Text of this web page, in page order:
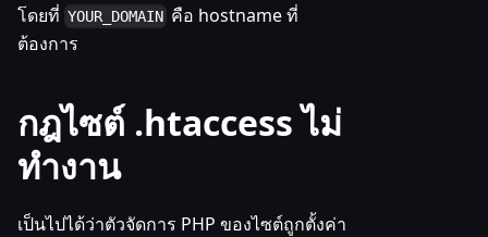
โดยที่ YOUR_DOMAIN คือ hostname ที่
ต้องการ
กฎไซต์ .htaccess ไม่
ทำงาน
เป็นไปได้ว่าตัวจัดการ PHP ของไซต์ถูกตั้งค่า